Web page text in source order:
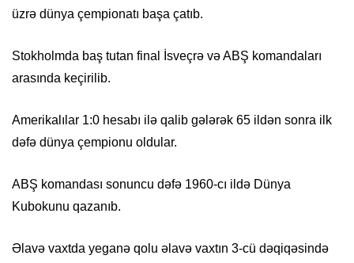
üzrə dünya çempionatı başa çatıb.
Stokholmda baş tutan final İsveçrə və ABŞ komandaları
arasında keçirilib.
Amerikalılar 1:0 hesabı ilə qalib gələrək 65 ildən sonra ilk
dəfə dünya çempionu oldular.
ABŞ komandası sonuncu dəfə 1960-cı ildə Dünya
Kubokunu qazanıb.
Əlavə vaxtda yeganə qolu əlavə vaxtın 3-cü dəqiqəsində